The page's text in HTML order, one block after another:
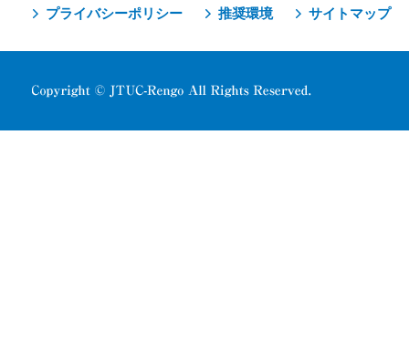
プライバシーポリシー 推奨環境 サイトマップ